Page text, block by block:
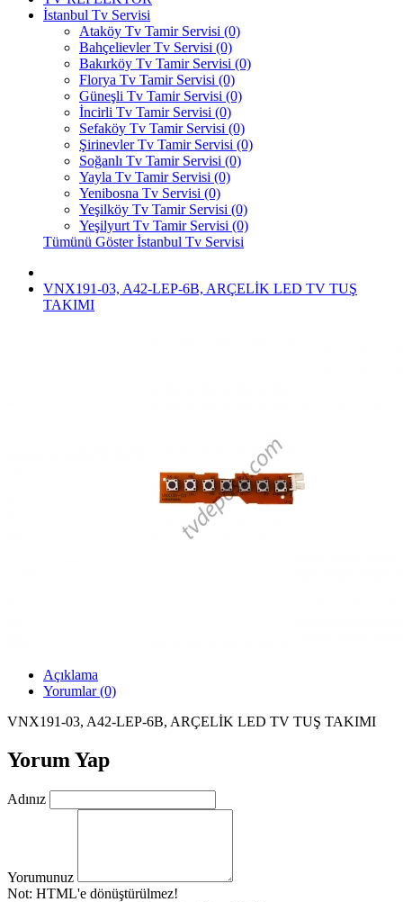
İstanbul Tv Servisi
Ataköy Tv Tamir Servisi (0)
Bahçelievler Tv Servisi (0)
Bakırköy Tv Tamir Servisi (0)
Florya Tv Tamir Servisi (0)
Güneşli Tv Tamir Servisi (0)
İncirli Tv Tamir Servisi (0)
Sefaköy Tv Tamir Servisi (0)
Şirinevler Tv Tamir Servisi (0)
Soğanlı Tv Tamir Servisi (0)
Yayla Tv Tamir Servisi (0)
Yenibosna Tv Servisi (0)
Yeşilköy Tv Tamir Servisi (0)
Yeşilyurt Tv Tamir Servisi (0)
Tümünü Göster İstanbul Tv Servisi
VNX191-03, A42-LEP-6B, ARÇELİK LED TV TUŞ
TAKIMI
Açıklama
Yorumlar (0)
VNX191-03, A42-LEP-6B, ARÇELİK LED TV TUŞ TAKIMI
Yorum Yap
Adınız
Yorumunuz
Not: HTML'e dönüştürülmez!